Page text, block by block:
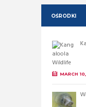
OŚRODKI
MARCH